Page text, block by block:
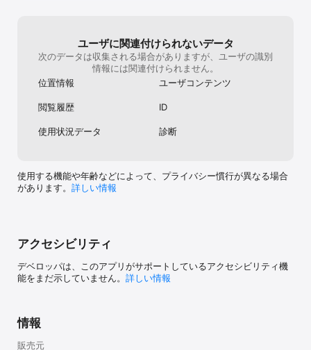
■ 声だけライブ配信機能を搭載、わくわくドキドキな臨場感
- 匿名声だけのライブ配信：顔出し不要のVTuber&音声配信で、私
を応援してくれる素敵なファンに出会えるかも！
友達(ネッ友)がたくさん作れる！
気軽にワイワイ配信が始められる！
い世代から始まり、幅広い世代のユーザーが利用しているよ！
『サークリーで知り合った人と、今では週に一度オンラインゲーム
《こんな方におすすめ》
- とにかくすぐに誰かと話したい、繋がりたい方
- ネット友達(ネッ友)をたくさん作りたい方
- 誰かにあなたのお気に入りの写真や動画を共有したい方
- ひまつぶし感覚で、みんなの投稿を見るのが好きな方
- 共通の趣味の友達を見つけて、雑談ひまトークを楽しみたい方
ユーザに関連付けられないデータ
次のデータは収集される場合がありますが、ユーザの識別
情報には関連付けられません。
位置情報
ユーザコンテンツ
閲覧履歴 ID
使用状況データ 診断
使用する機能や年齢などによって、プライバシー慣行が異なる場合
があります。 詳しい情報
アクセシビリティ
デベロッパは、このアプリがサポートしているアクセシビリティ機
能をまだ示していません。 詳しい情報
情報
販売元